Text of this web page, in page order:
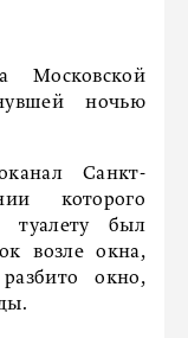
Московской
ночью
Санкт-
которого
туалету был
возле окна,
окно,